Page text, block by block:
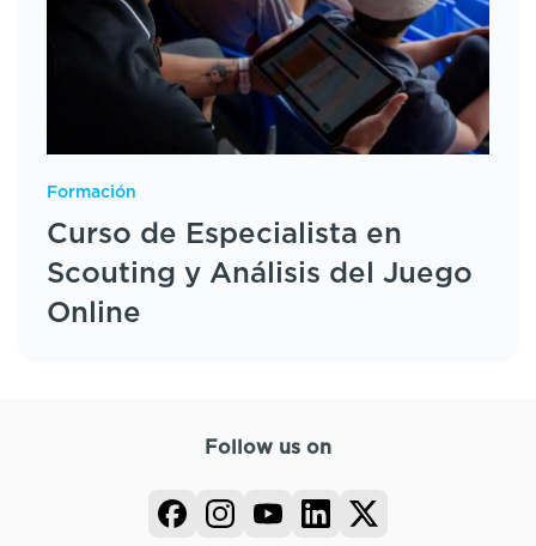
Formación
Curso de Especialista en
Scouting y Análisis del Juego
Online
Follow us on